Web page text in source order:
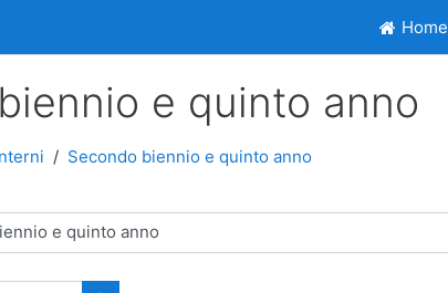
Home
Home
e quinto anno
Secondo biennio e quinto anno